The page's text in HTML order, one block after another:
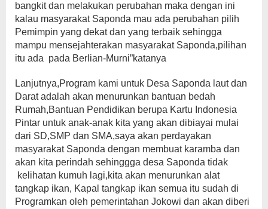
bangkit dan melakukan perubahan maka dengan ini
kalau masyarakat Saponda mau ada perubahan pilih
Pemimpin yang dekat dan yang terbaik sehingga
mampu mensejahterakan masyarakat Saponda,pilihan
itu ada pada Berlian-Murni”katanya
Lanjutnya,Program kami untuk Desa Saponda laut dan
Darat adalah akan menurunkan bantuan bedah
Rumah,Bantuan Pendidikan berupa Kartu Indonesia
Pintar untuk anak-anak kita yang akan dibiayai mulai
dari SD,SMP dan SMA,saya akan perdayakan
masyarakat Saponda dengan membuat karamba dan
akan kita perindah sehinggga desa Saponda tidak
kelihatan kumuh lagi,kita akan menurunkan alat
tangkap ikan, Kapal tangkap ikan semua itu sudah di
Programkan oleh pemerintahan Jokowi dan akan diberi